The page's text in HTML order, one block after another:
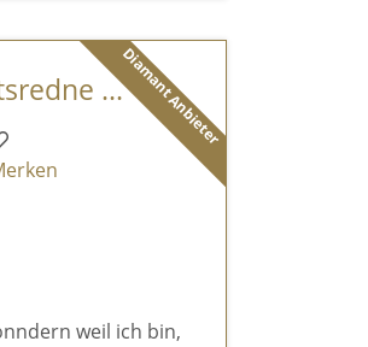
Diamant Anbieter
...
weil ich bin,